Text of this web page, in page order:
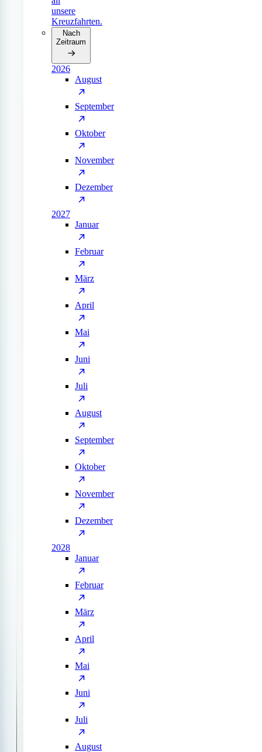
unsere
Kreuzfahrten.
Nach
Zeitraum
2026
August
September
Oktober
November
Dezember
2027
Januar
Februar
März
April
Mai
Juni
Juli
August
September
Oktober
November
Dezember
2028
Januar
Februar
März
April
Mai
Juni
Juli
August